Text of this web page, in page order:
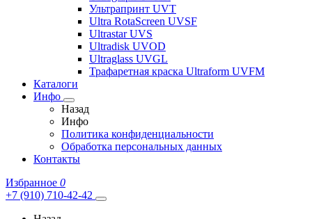
Ультрапринт UVT
Ultra RotaScreen UVSF
Ultrastar UVS
Ultradisk UVOD
Ultraglass UVGL
Трафаретная краска Ultraform UVFM
Каталоги
Инфо
Назад
Инфо
Политика конфиденциальности
Обработка персональных данных
Контакты
Избранное 0
+7 (910) 710-42-42